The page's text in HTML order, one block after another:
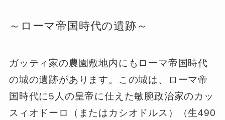
～ローマ帝国時代の遺跡～
ガッティ家の農園敷地内にもローマ帝国時代
の城の遺跡があります。この城は、ローマ帝
国時代に5人の皇帝に仕えた敏腕政治家のカッ
スィオドーロ（またはカシオドルス）（生490